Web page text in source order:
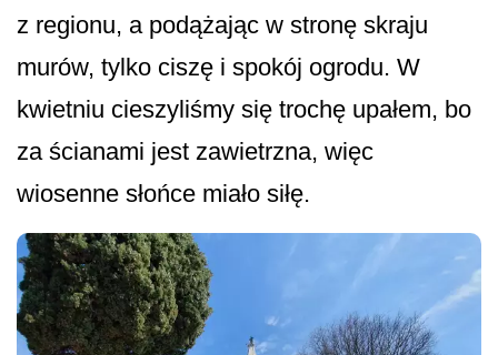
z regionu, a podążając w stronę skraju
murów, tylko ciszę i spokój ogrodu. W
kwietniu cieszyliśmy się trochę upałem, bo
za ścianami jest zawietrzna, więc
wiosenne słońce miało siłę.